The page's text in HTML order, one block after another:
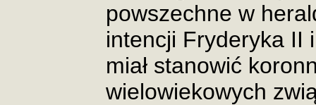
powszechne w
intencji Fryderyka II
miał stanowić
wielowiekowych